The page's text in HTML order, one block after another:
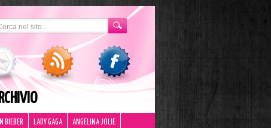
BIEBER LADY GAGA ANGELINA JOLIE